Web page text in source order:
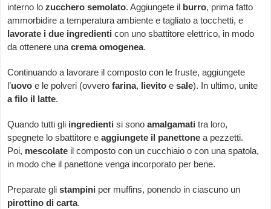
interno lozucchero semolato. Aggiungete il burro, prima fatto
ammorbidire a temperatura ambiente e tagliato a tocchetti, e
lavorate i due ingredienti con uno sbattitore elettrico, in modo
da ottenere unacrema omogenea.
Continuando a lavorare il composto con le fruste, aggiungete
l’uovo e le polveri (ovvero farina, lievito esale). In ultimo, unite
a filo il latte.
Quando tutti gli ingredienti si sono amalgamati tra loro,
spegnete lo sbattitore e aggiungete il panettone a pezzetti.
Poi, mescolate il composto con un cucchiaio o con una spatola,
in modo che il panettone venga incorporato per bene.
Preparate glistampini per muffins, ponendo in ciascuno un
pirottino di carta.